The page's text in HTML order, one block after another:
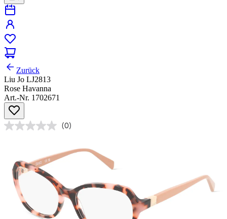
Zurück
Liu Jo LJ2813
Rose Havanna
Art.-Nr. 1702671
(0)